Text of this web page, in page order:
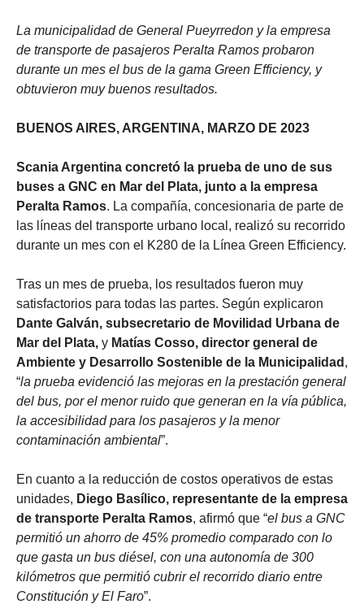
La municipalidad de General Pueyrredon y la empresa
de transporte de pasajeros Peralta Ramos probaron
durante un mes el bus de la gama Green Efficiency, y
obtuvieron muy buenos resultados.
BUENOS AIRES, ARGENTINA, MARZO DE 2023
Scania Argentina concretó la prueba de uno de sus
buses a GNC en Mar del Plata, junto a la empresa
Peralta Ramos. La compañía, concesionaria de parte de
las líneas del transporte urbano local, realizó su recorrido
durante un mes con el K280 de la Línea Green Efficiency.
Tras un mes de prueba, los resultados fueron muy
satisfactorios para todas las partes. Según explicaron
Dante Galván, subsecretario de Movilidad Urbana de
Mar del Plata, y Matías Cosso, director general de
Ambiente y Desarrollo Sostenible de la Municipalidad ,
“la prueba evidenció las mejoras en la prestación general
del bus, por el menor ruido que generan en la vía pública,
la accesibilidad para los pasajeros y la menor
contaminación ambiental”.
En cuanto a la reducción de costos operativos de estas
unidades, Diego Basílico, representante de la empresa
de transporte Peralta Ramos, afirmó que “el bus a GNC
permitió un ahorro de 45% promedio comparado con lo
que gasta un bus diésel, con una autonomía de 300
kilómetros que permitió cubrir el recorrido diario entre
Constitución y El Faro”.